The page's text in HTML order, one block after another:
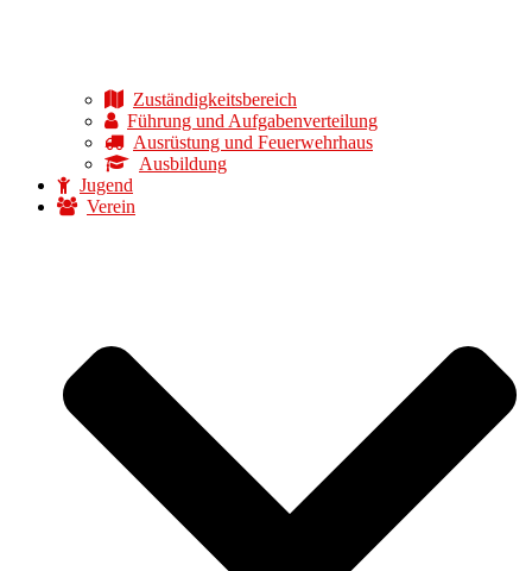
Zuständigkeitsbereich
Führung und Aufgabenverteilung
Ausrüstung und Feuerwehrhaus
Ausbildung
Jugend
Verein